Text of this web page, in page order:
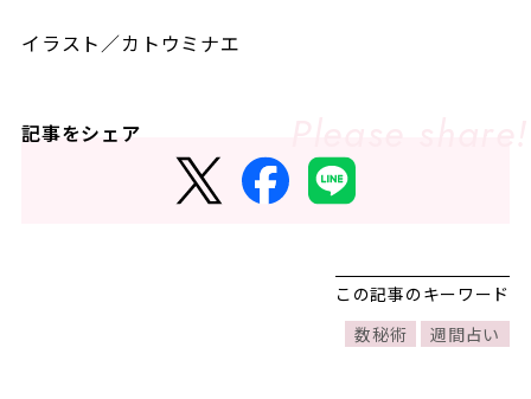
イラスト／カトウミナエ
記事をシェア
この記事のキーワード
数秘術
週間占い